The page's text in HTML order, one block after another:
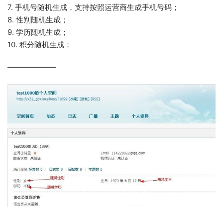
7. 手机号随机生成，支持按照运营商生成手机号码；
8. 性别随机生成；
9. 学历随机生成；
10. 积分随机生成；
——————–